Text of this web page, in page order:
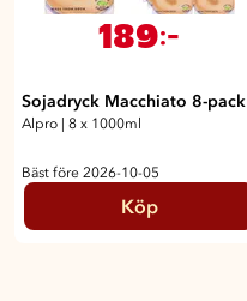
189:-
Sojadryck Macchiato 8-pack
Alpro | 8 x 1000ml
Bäst före 2026-10-05
Köp